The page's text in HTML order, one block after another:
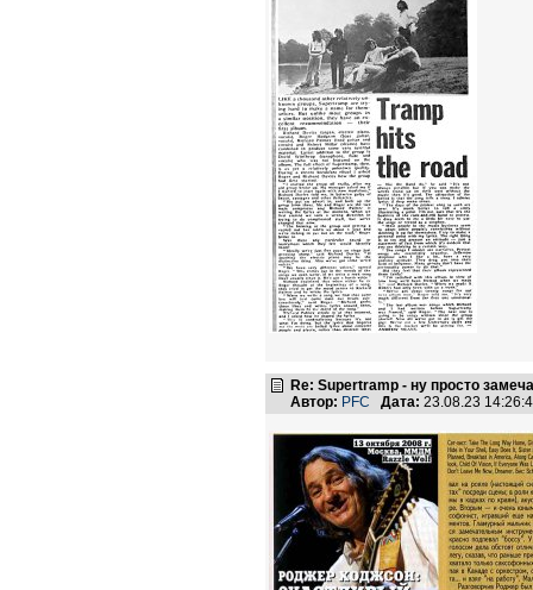
Re: Supertramp - ну просто
Автор: PFC Дата: 23.08.23